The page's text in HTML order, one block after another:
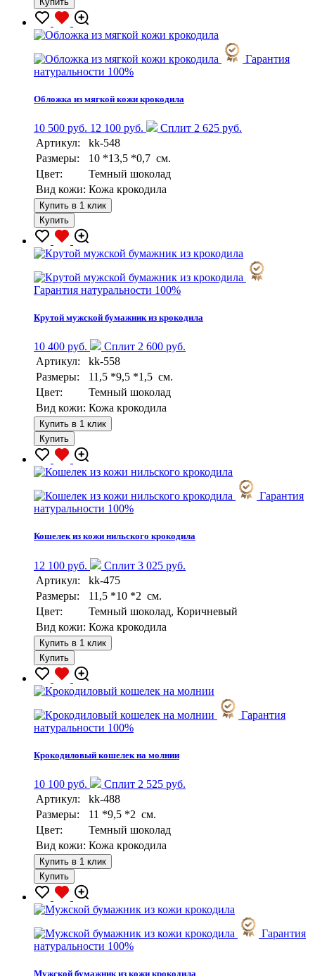
Гарантия
натуральности 100%
Обложка из мягкой кожи крокодила
10 500 руб. 12 100 руб.
Сплит 2 625 руб.
Артикул:
kk-548
Размеры:
10 *13,5 *0,7 см.
Цвет:
Темный шоколад
Вид кожи: Кожа крокодила
Купить в 1 клик
Купить
Гарантия натуральности 100%
Крутой мужской бумажник из крокодила
10 400 руб.
Сплит 2 600 руб.
Артикул:
kk-558
Размеры:
11,5 *9,5 *1,5 см.
Цвет:
Темный шоколад
Вид кожи: Кожа крокодила
Купить в 1 клик
Купить
Гарантия
натуральности 100%
Кошелек из кожи нильского крокодила
12 100 руб.
Сплит 3 025 руб.
Артикул:
kk-475
Размеры:
11,5 *10 *2 см.
Цвет:
Темный шоколад, Коричневый
Вид кожи: Кожа крокодила
Купить в 1 клик
Купить
Гарантия
натуральности 100%
Крокодиловый кошелек на молнии
10 100 руб.
Сплит 2 525 руб.
Артикул:
kk-488
Размеры:
11 *9,5 *2 см.
Цвет:
Темный шоколад
Вид кожи: Кожа крокодила
Купить в 1 клик
Купить
Гарантия
натуральности 100%
Мужской бумажник из кожи крокодила